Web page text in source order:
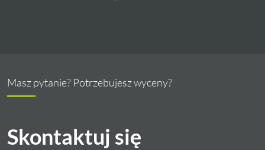
Masz pytanie? Potrzebujesz wyceny?
Skontaktuj się